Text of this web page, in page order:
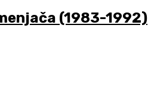
(1983-1992)